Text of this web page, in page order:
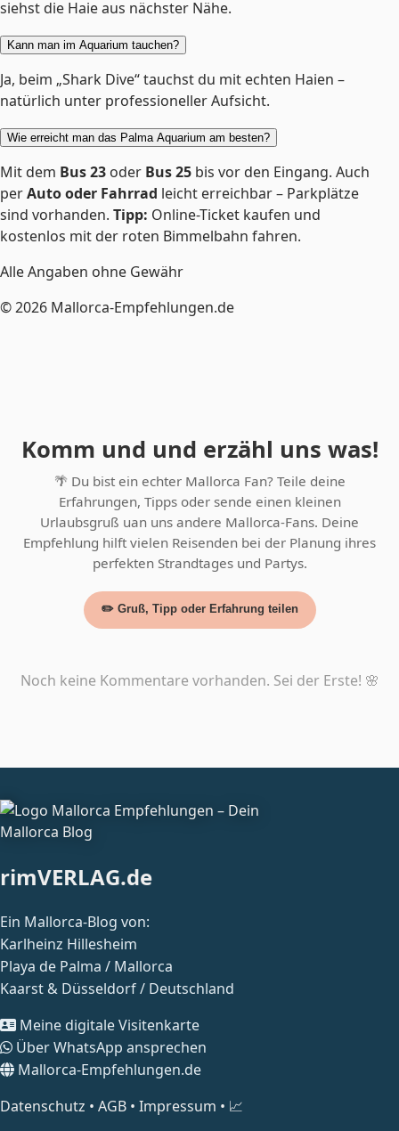
siehst die Haie aus nächster Nähe.
Kann man im Aquarium tauchen?
Ja, beim „Shark Dive“ tauchst du mit echten Haien –
natürlich unter professioneller Aufsicht.
Wie erreicht man das Palma Aquarium am besten?
Mit dem Bus 23 oder Bus 25 bis vor den Eingang. Auch
perAuto oder Fahrrad leicht erreichbar – Parkplätze
sind vorhanden. Tipp: Online-Ticket kaufen und
kostenlos mit der roten Bimmelbahn fahren.
Alle Angaben ohne Gewähr
© 2026 Mallorca-Empfehlungen.de
Komm und und erzähl uns was!
🌴 Du bist ein echter Mallorca Fan? Teile deine
Erfahrungen, Tipps oder sende einen kleinen
Urlaubsgruß uan uns andere Mallorca-Fans. Deine
Empfehlung hilft vielen Reisenden bei der Planung ihres
perfekten Strandtages und Partys.
✏️ Gruß, Tipp oder Erfahrung teilen
Noch keine Kommentare vorhanden. Sei der Erste! 🌸
rimVERLAG.de
Ein Mallorca-Blog von:
Karlheinz Hillesheim
Playa de Palma / Mallorca
Kaarst & Düsseldorf / Deutschland
Meine digitale Visitenkarte
Über WhatsApp ansprechen
Mallorca-Empfehlungen.de
Datenschutz • AGB • Impressum • 📈